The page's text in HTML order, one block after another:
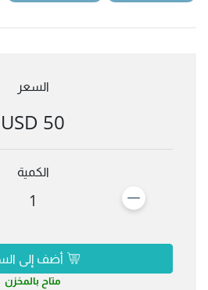
السعر
50 USD
الكمية
1
أضف إلى
متاح بالمخزن